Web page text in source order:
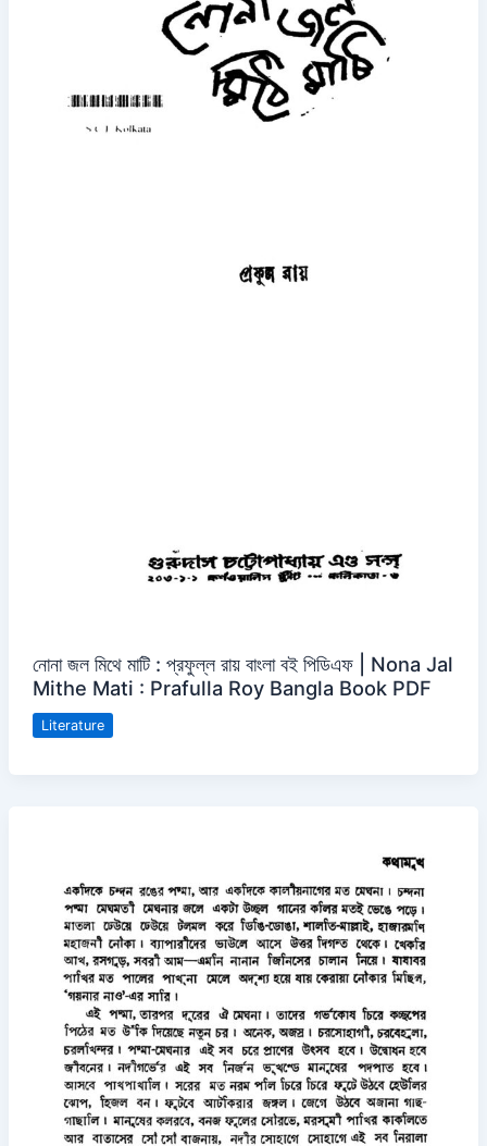
নোনা জল মিথে মাটি : প্রফুল্ল রায় বাংলা বই পিডিএফ | Nona Jal
Mithe Mati : Prafulla Roy Bangla Book PDF
Literature